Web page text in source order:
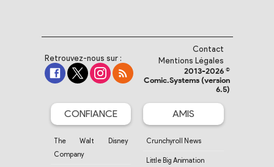
Retrouvez-nous sur :
Contact
Mentions Légales
2013-2026 ©
Comic.Systems (version
6.5)
CONFIANCE
The Walt Disney
Company
AMIS
Crunchyroll News
Little Big Animation